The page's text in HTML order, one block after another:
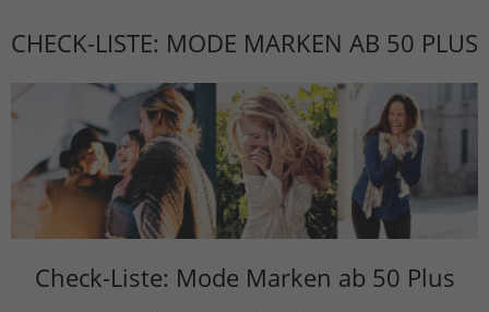
CHECK-LISTE: MODE MARKEN AB 50 PLUS
Check-Liste: Mode Marken ab 50 Plus